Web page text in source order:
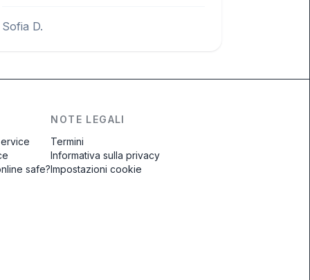
Sofia D.
safe?
NOTE LEGALI
Termini
Informativa sulla privacy
Impostazioni cookie